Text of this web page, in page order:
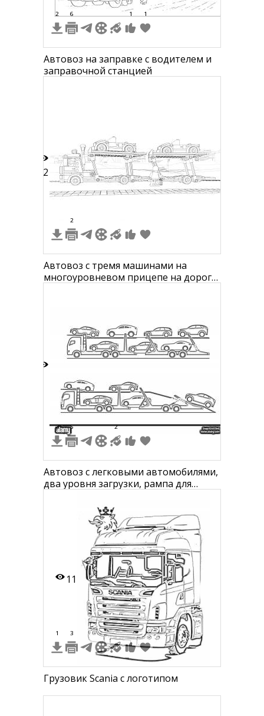
2 6 1 1
Автовоз на заправке с водителем и
заправочной станцией
12
2
Автовоз с тремя машинами на
многоуровневом прицепе на дороге
2 5 2
Автовоз с легковыми автомобилями,
два уровня загрузки, рампа для
11
1 3
Грузовик Scania с логотипом